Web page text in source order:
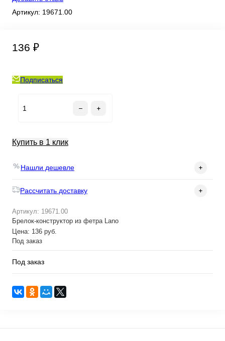
Артикул: 19671.00
136 ₽
Подписаться
Купить в 1 клик
Нашли дешевле
Рассчитать доставку
Артикул: 19671.00
Брелок-конструктор из фетра Lano
Цена: 136 руб.
Под заказ
Под заказ